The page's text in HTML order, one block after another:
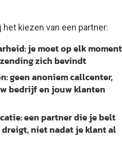
kiezen van een partner:
je moet op elk moment
zich bevindt
geen anoniem callcenter,
bedrijf en jouw klanten
een partner die je belt
niet nadat je klant al